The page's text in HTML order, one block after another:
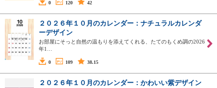
0 120 42
２０２６年１０月のカレンダー：ナチュラルカレンダ
ーデザイン
お部屋にそっと自然の温もりを添えてくれる、たてのもくめ調の2026
年1…
0 109 38.15
２０２６年１０月のカレンダー：かわいい紫デザイン